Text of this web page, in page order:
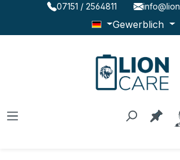
Zum Hauptinhalt springen
07151 / 2564811
Gewerblich
Du